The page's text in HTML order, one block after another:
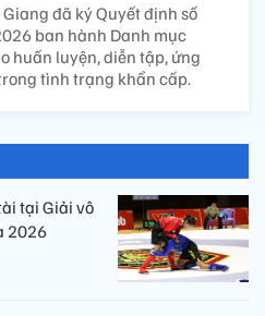
đã ký Quyết định số
ban hành Danh mục
huấn luyện, diễn tập, ứng
tình trạng khẩn cấp.
tại Giải vô
2026